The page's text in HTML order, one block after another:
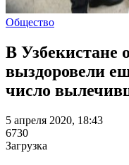
Общество
В Узбекистане
выздоровели
число
5 апреля 2020, 18:43
6730
Загрузка